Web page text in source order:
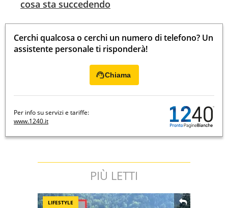
cosa sta succedendo
Cerchi qualcosa o cerchi un numero di telefono? Un
assistente personale ti risponderà!
Chiama
Per info su servizi e tariffe:
www.1240.it
PIÙ LETTI
LIFESTYLE